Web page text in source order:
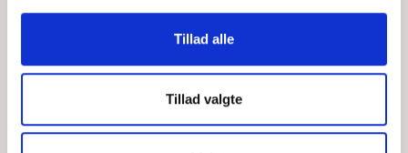
Tillad alle
Tillad valgte